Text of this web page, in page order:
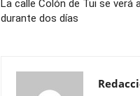
La calle Colón de Tui se verá
durante dos días